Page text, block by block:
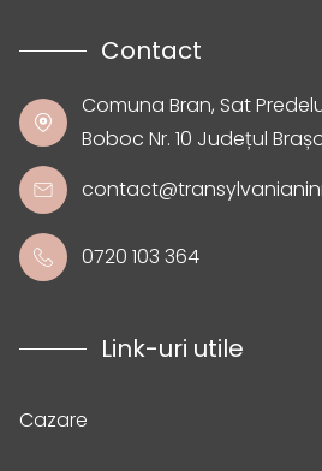
Contact
Comuna Bran, Sat
Boboc Nr. 10 Județul
0720 103 364
Link-uri utile
Cazare